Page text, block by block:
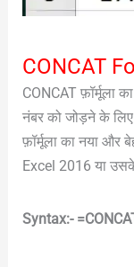
CONCAT
CONCAT फ़ॉर्मूला
नंबर को जोड़ने के लिए
फ़ॉर्मूला का नया और
Excel 2016 या
Syntax:-